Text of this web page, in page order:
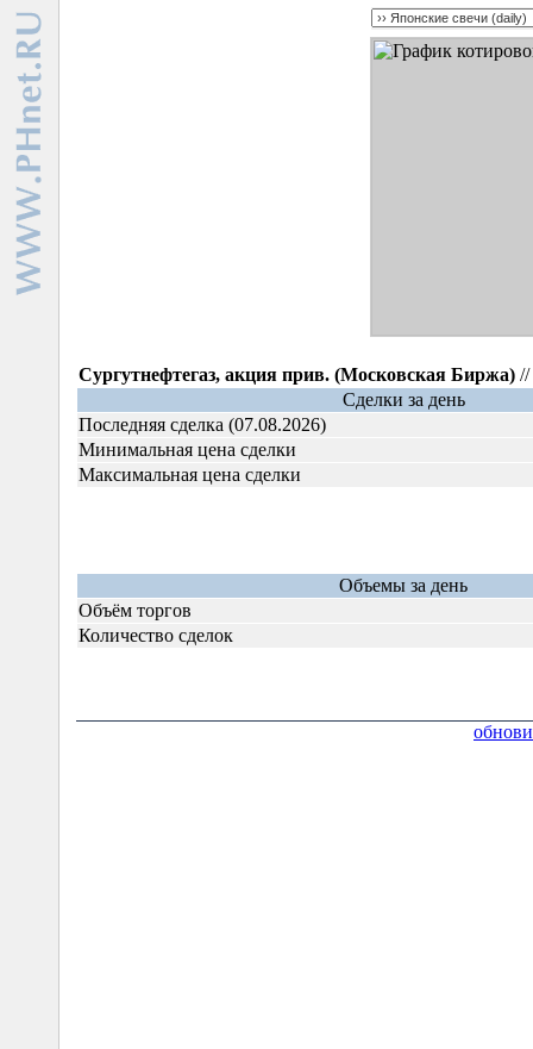
Сургутнефтегаз, акция прив. (Московская Биржа) //
Сделки за день
Последняя сделка (07.08.2026)
Минимальная цена сделки
Максимальная цена сделки
Объемы за день
Объём торгов
Количество сделок